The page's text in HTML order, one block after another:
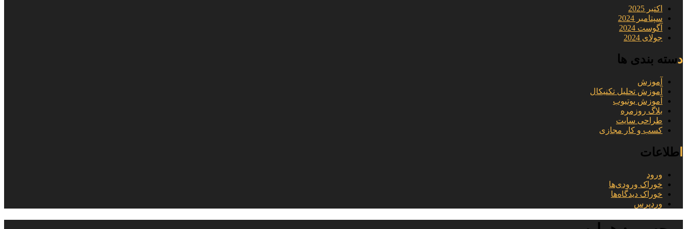
اکتبر 2025
سپتامبر 2024
آگوست 2024
جولای 2024
دسته بندی ها
آموزش
آموزش تحلیل تکنیکال
آموزش یوتیوب
بلاگ روزمره
طراحی سایت
کسب و کار مجازی
اطلاعات
ورود
خوراک ورودی‌ها
خوراک دیدگاه‌ها
وردپرس